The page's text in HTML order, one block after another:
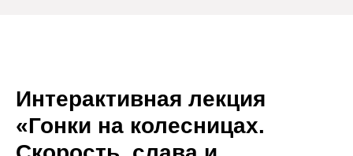
Интерактивная лекция
«Гонки на колесницах.